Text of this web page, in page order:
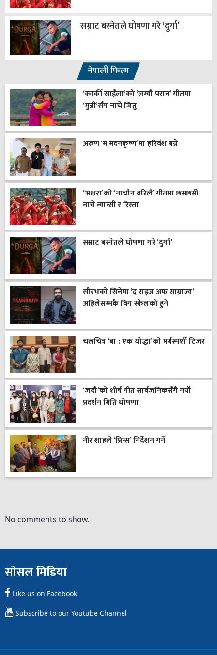
सम्राट बस्नेतले घोषणा गरे ‘दुर्गा’
नेपाली फिल्म
‘कार्की साइँला’को ‘लग्यौ परान’ गीतमा
‘मुन्नी’सँग नाचे जितु
अरुण ‘म मदनकृष्ण’मा हरिवंश बन्ने
‘अक्षरा’को ‘नाचौन बरिलै’ गीतमा छमछमी
नाचे न्यान्सी र रिस्ता
सम्राट बस्नेतले घोषणा गरे ‘दुर्गा’
सौरभको सिनेमा ‘द राइज अफ साम्राज्य’
अहिलेसम्मकै बिग स्केलको हुने
चलचित्र ‘बा : एक योद्धा’को मर्मस्पर्शी टिजर
‘जदौ’को शीर्ष गीत सार्वजनिकसँगै नयाँ
प्रदर्शन मिति घोषणा
नीर शाहले ‘प्रिन्स’ निर्देशन गर्ने
No comments to show.
सोसल मिडिया
Like us on Facebook
Subscribe to our Youtube Channel